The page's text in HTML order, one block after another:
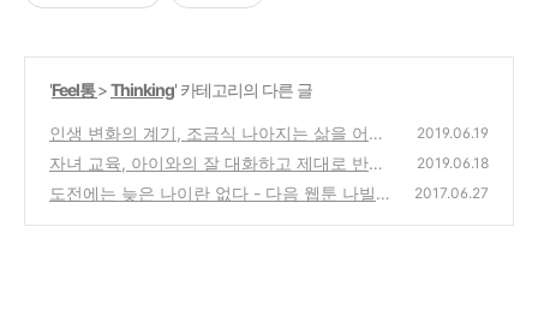
'Feel통>Thinking' 카테고리의 다른 글
인생 변화의 계기, 조금식 나아지는 삶을 어떻
게 살까?
(2)
2019.06.19
자녀 교육, 아이와의 잘 대화하고 제대로 반응
하기
(2)
2019.06.18
도전에는 늦은 나이란 없다 - 다음 웹툰 나빌레
2017.06.27